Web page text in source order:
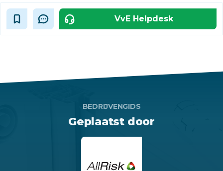
VvE Helpdesk
BEDRIJVENGIDS
Geplaatst door